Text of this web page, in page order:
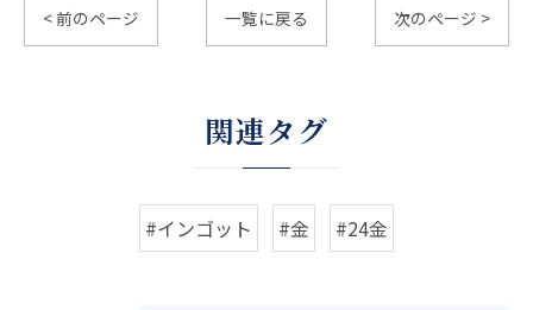
< 前のページ 一覧に戻る 次のページ >
関連タグ
#インゴット #金 #24金